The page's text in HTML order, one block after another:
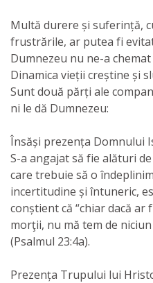
Multă durere și suferință,
frustrările, ar putea fi
Dumnezeu nu ne-a
Dinamica vieții creștine și
Sunt două părți ale
ni le dă Dumnezeu:
Însăși prezența Domnului
S-a angajat să fie alături
care trebuie să o
incertitudine și întuneric,
conștient că “chiar dacă
morţii, nu mă tem de
(Psalmul 23:4a).
Prezența Trupului lui